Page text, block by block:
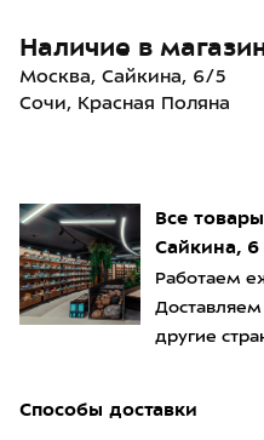
Все
Сайкина, 6
Работаем
Доставляем
другие
Способы доставки
Наличие в
Москва, Сайкина, 6/5
Сочи, Красная Поляна